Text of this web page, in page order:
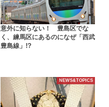
意外に知らない！ 豊島区でな
く、練馬区にあるのになぜ「西武
豊島線」!?
NEWS&TOPICS